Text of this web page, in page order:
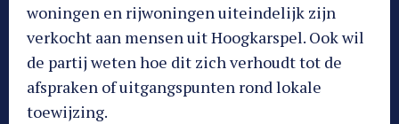
woningen en rijwoningen uiteindelijk zijn
verkocht aan mensen uit Hoogkarspel. Ook wil
de partij weten hoe dit zich verhoudt tot de
afspraken of uitgangspunten rond lokale
toewijzing.